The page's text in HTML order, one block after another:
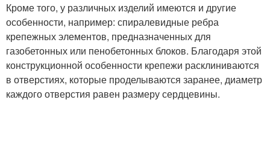
Кроме того, у различных изделий имеются и другие
особенности, например: спиралевидные ребра
крепежных элементов, предназначенных для
газобетонных или пенобетонных блоков. Благодаря этой
конструкционной особенности крепежи расклиниваются
в отверстиях, которые проделываются заранее, диаметр
каждого отверстия равен размеру сердцевины.